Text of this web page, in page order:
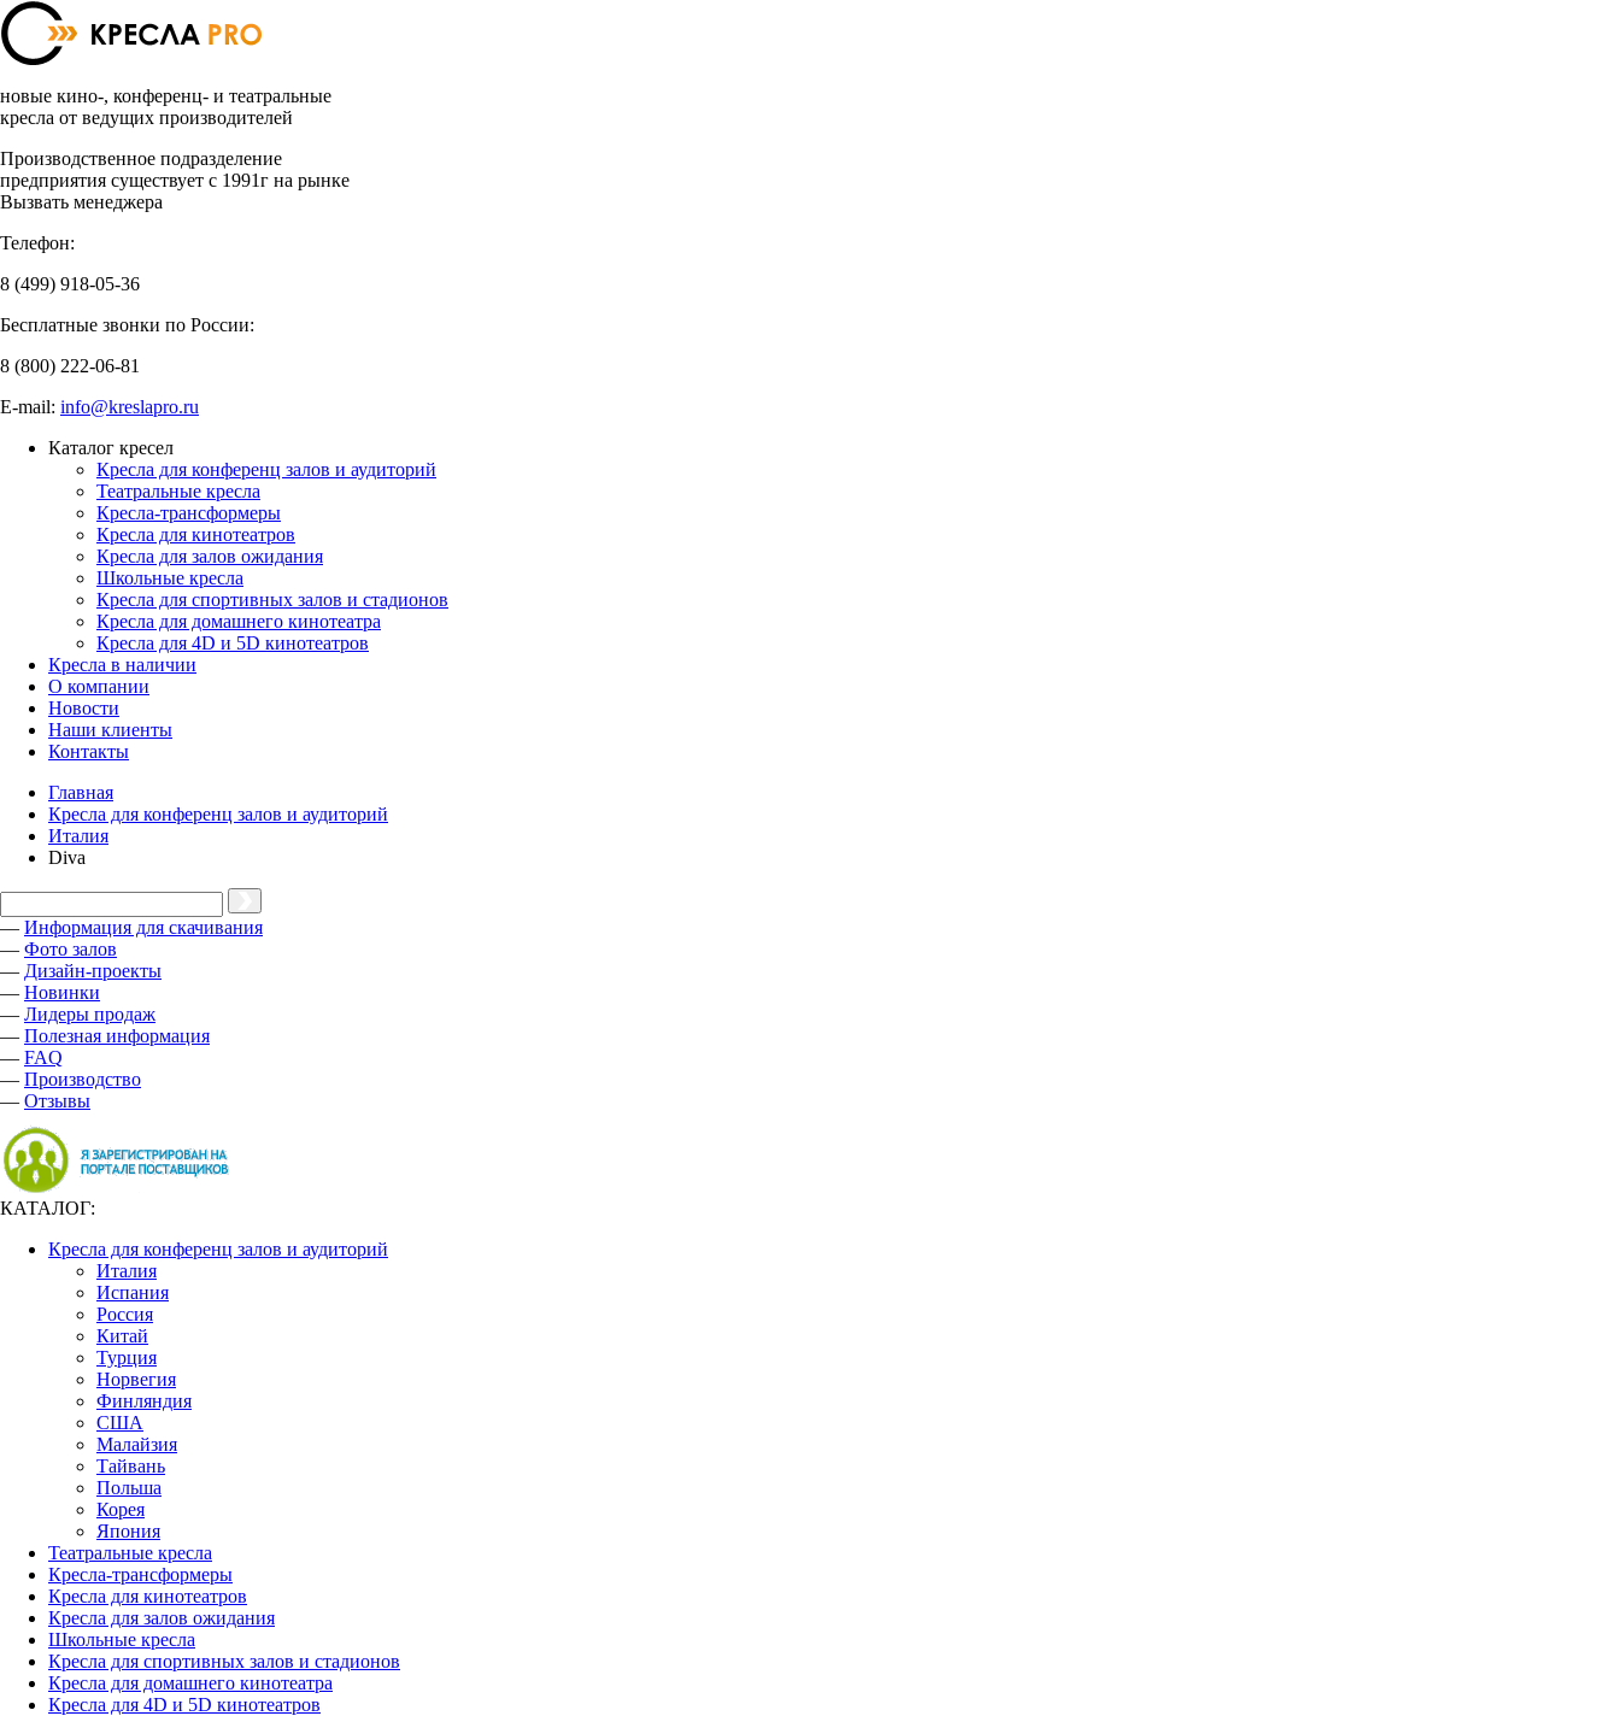
новые кино-, конференц- и театральные
кресла от ведущих производителей
Производственное подразделение
предприятия существует с 1991г на рынке
Вызвать менеджера
Телефон:
8 (499) 918-05-36
Бесплатные звонки по России:
8 (800) 222-06-81
E-mail: info@kreslapro.ru
Каталог кресел
Кресла для конференц залов и аудиторий
Театральные кресла
Кресла-трансформеры
Кресла для кинотеатров
Кресла для залов ожидания
Школьные кресла
Кресла для спортивных залов и стадионов
Кресла для домашнего кинотеатра
Кресла для 4D и 5D кинотеатров
Кресла в наличии
О компании
Новости
Наши клиенты
Контакты
Главная
Кресла для конференц залов и аудиторий
Италия
Diva
— Информация для скачивания
— Фото залов
— Дизайн-проекты
— Новинки
— Лидеры продаж
— Полезная информация
— FAQ
— Производство
— Отзывы
КАТАЛОГ:
Кресла для конференц залов и аудиторий
Италия
Испания
Россия
Китай
Турция
Норвегия
Финляндия
США
Малайзия
Тайвань
Польша
Корея
Япония
Театральные кресла
Кресла-трансформеры
Кресла для кинотеатров
Кресла для залов ожидания
Школьные кресла
Кресла для спортивных залов и стадионов
Кресла для домашнего кинотеатра
Кресла для 4D и 5D кинотеатров